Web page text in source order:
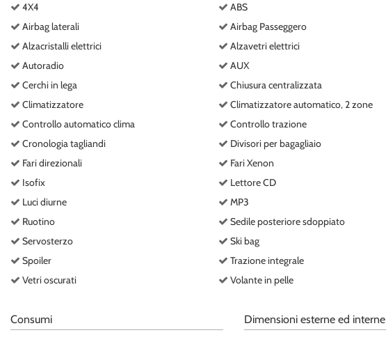
4X4
Airbag laterali
Alzacristalli elettrici
Autoradio
Cerchi in lega
Climatizzatore
Controllo automatico clima
Cronologia tagliandi
Fari direzionali
Isofix
Luci diurne
Ruotino
Servosterzo
Spoiler
Vetri oscurati
ABS
Airbag Passeggero
Alzavetri elettrici
AUX
Chiusura centralizzata
Climatizzatore automatico, 2 zone
Controllo trazione
Divisori per bagagliaio
Fari Xenon
Lettore CD
MP3
Sedile posteriore sdoppiato
Ski bag
Trazione integrale
Volante in pelle
Consumi Dimensioni esterne ed interne
questi
strumenti
di
si
rimanda
cookie
policy.
Puoi
e
modificare
tue
scelte
in
momento.